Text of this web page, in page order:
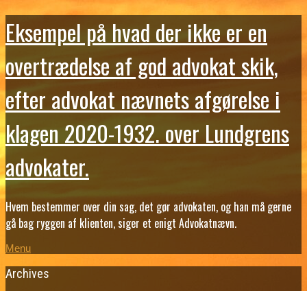
Eksempel på hvad der ikke er en
overtrædelse af god advokat skik,
efter advokat nævnets afgørelse i
klagen 2020-1932. over Lundgrens
advokater.
Hvem bestemmer over din sag, det gør advokaten, og han må gerne
gå bag ryggen af klienten, siger et enigt Advokatnævn.
Menu
Archives